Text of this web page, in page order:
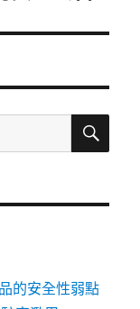
搜
的安全性弱點